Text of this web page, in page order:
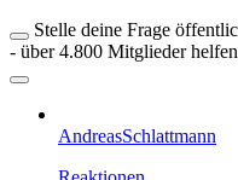
Stelle deine Frage
- über 4.800 Mitglieder
AndreasSchlattmann